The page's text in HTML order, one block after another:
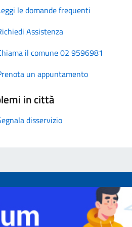
le domande frequenti
Assistenza
il comune 02 9596981
un appuntamento
in città
disservizio